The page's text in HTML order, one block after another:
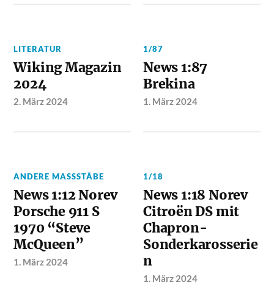
LITERATUR
Wiking Magazin
2024
2. März 2024
1/87
News 1:87
Brekina
1. März 2024
ANDERE MASSSTÄBE
News 1:12 Norev
Porsche 911 S
1970 “Steve
McQueen”
1. März 2024
1/18
News 1:18 Norev
Citroën DS mit
Chapron-
Sonderkarosserie
n
1. März 2024